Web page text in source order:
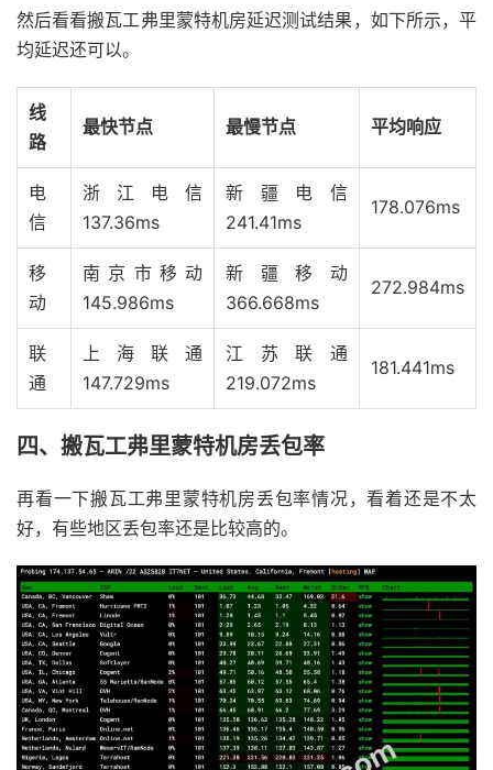
然后看看搬瓦工弗里蒙特机房延迟测试结果，如下所示，平
均延迟还可以。
线
路
最快节点 最慢节点 平均响应
电
信
浙江电信
137.36ms
新疆电信
241.41ms
178.076ms
移
动
南京市移动
145.986ms
新疆移动
366.668ms
272.984ms
联
通
上海联通
147.729ms
江苏联通
219.072ms
181.441ms
四、搬瓦工弗里蒙特机房丢包率
再看一下搬瓦工弗里蒙特机房丢包率情况，看着还是不太
好，有些地区丢包率还是比较高的。